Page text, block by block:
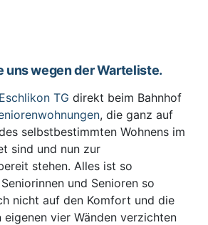
uns wegen der Warteliste.
Eschlikon TG direkt beim Bahnhof
, die ganz auf
selbstbestimmten Wohnens im
sind und nun zur
stehen. Alles ist so
und Senioren so
nicht auf den Komfort und die
eigenen vier Wänden verzichten